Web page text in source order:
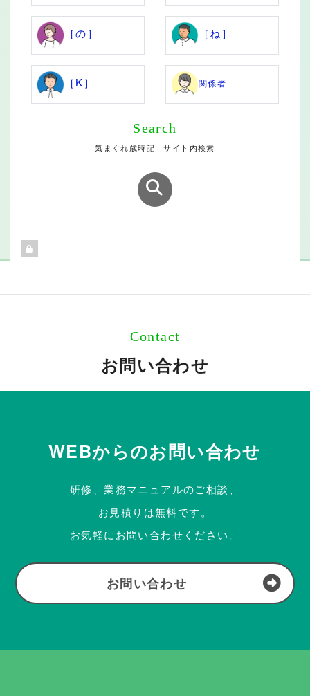
［の］ ［ね］
［K］ 関係者
Search
気まぐれ歳時記 サイト内検索
Contact
お問い合わせ
WEBからのお問い合わせ
研修、業務マニュアルのご相談、
お見積りは無料です。
お気軽にお問い合わせください。
お問い合わせ